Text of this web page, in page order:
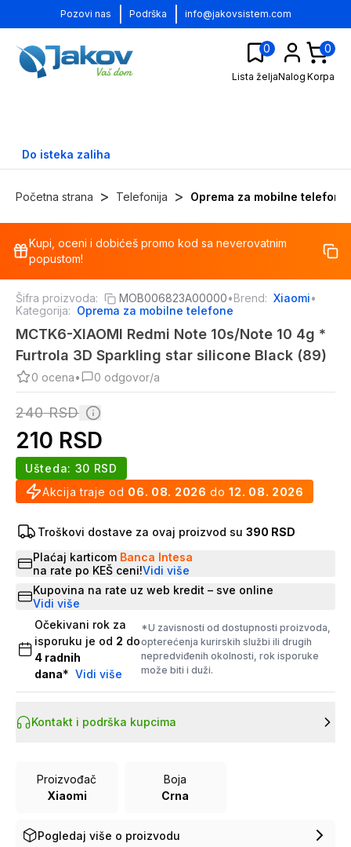
Pozovi nas Podrška info@jakovsistem.com
0
Lista željaNalog
0
Korpa
Do isteka zaliha
Početna strana > Telefonija > Oprema za mobilne telefone
%
Kupi, oceni i dobićeš promo kod sa neverovatnim
popustom!
Šifra proizvoda: MOB006823A00000•Brend: Xiaomi•
Kategorija: Oprema za mobilne telefone
MCTK6-XIAOMI Redmi Note 10s/Note 10 4g *
Furtrola 3D Sparkling star silicone Black (89)
0 ocena• 0 odgovor/a
240RSD
210 RSD
Akcija traje od 06. 08. 2026 do 12. 08. 2026
Ušteda: 30 RSD
Troškovi dostave za ovaj proizvod su 390 RSD
Plaćaj karticom Banca Intesa
na rate po KEŠ ceni!Vidi više
Kupovina na rate uz web kredit – sve online
Vidi više
Očekivani rok za
isporuku je od 2 do
4 radnih
dana* Vidi više
*U zavisnosti od dostupnosti proizvoda,
opterećenja kurirskih službi ili drugih
nepredviđenih okolnosti, rok isporuke
može biti i duži.
Kontakt i podrška kupcima
Proizvođač
Xiaomi
Boja
Crna
Pogledaj više o proizvodu